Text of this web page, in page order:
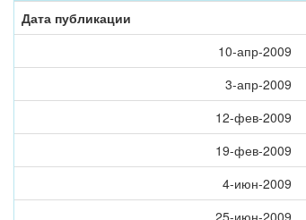
Дата публикации
10-апр-2009
3-апр-2009
12-фев-2009
19-фев-2009
4-июн-2009
25-июн-2009